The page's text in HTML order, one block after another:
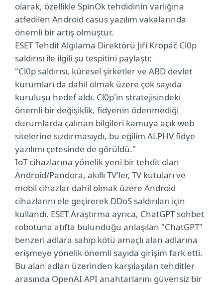
olarak, özellikle SpinOk tehdidinin varlığına
atfedilen Android casus yazılım vakalarında
önemli bir artış olmuştur.
ESET Tehdit Algılama Direktörü Jiří Kropáč Cl0p
saldırısı ile ilgili şu tespitini paylaştı:
"Cl0p saldırısı, küresel şirketler ve ABD devlet
kurumları da dahil olmak üzere çok sayıda
kuruluşu hedef aldı. Cl0p'in stratejisindeki
önemli bir değişiklik, fidyenin ödenmediği
durumlarda çalınan bilgileri kamuya açık web
sitelerine sızdırmasıydı, bu eğilim ALPHV fidye
yazılımı çetesinde de görüldü."
IoT cihazlarına yönelik yeni bir tehdit olan
Android/Pandora, akıllı TV'ler, TV kutuları ve
mobil cihazlar dahil olmak üzere Android
cihazlarını ele geçirerek DDoS saldırıları için
kullandı. ESET Araştırma ayrıca, ChatGPT sohbet
robotuna atıfta bulunduğu anlaşılan "ChatGPT"
benzeri adlara sahip kötü amaçlı alan adlarına
erişmeye yönelik önemli sayıda girişim fark etti.
Bu alan adları üzerinden karşılaşılan tehditler
arasında OpenAI API anahtarlarını güvensiz bir